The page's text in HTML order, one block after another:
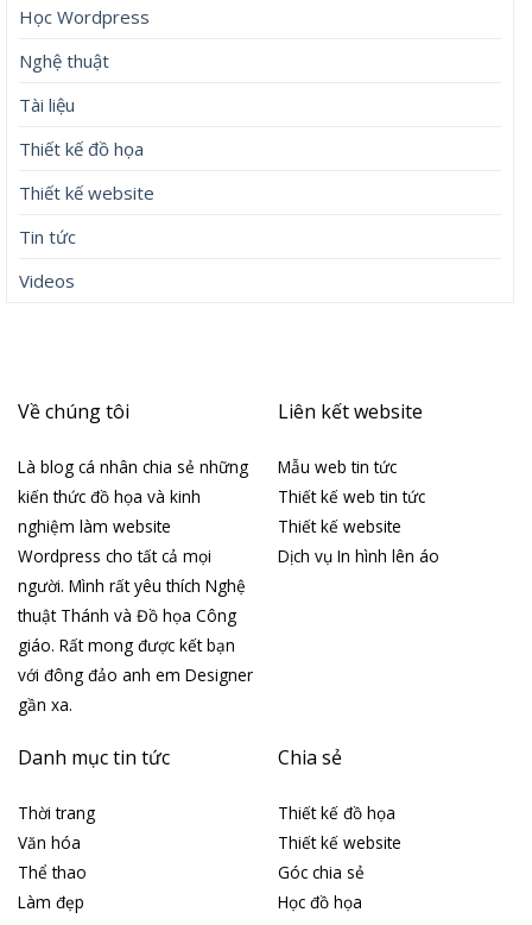
Học Wordpress
Nghệ thuật
Tài liệu
Thiết kế đồ họa
Thiết kế website
Tin tức
Videos
Về chúng tôi
Là blog cá nhân chia sẻ những
kiến thức đồ họa và kinh
nghiệm làm website
Wordpress cho tất cả mọi
người. Mình rất yêu thích Nghệ
thuật Thánh và Đồ họa Công
giáo. Rất mong được kết bạn
với đông đảo anh em Designer
gần xa.
Liên kết website
Mẫu web tin tức
Thiết kế web tin tức
Thiết kế website
Dịch vụ In hình lên áo
Danh mục tin tức
Thời trang
Văn hóa
Thể thao
Làm đẹp
Chia sẻ
Thiết kế đồ họa
Thiết kế website
Góc chia sẻ
Học đồ họa